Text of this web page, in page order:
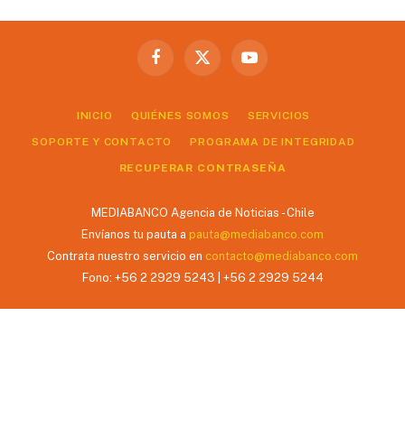
Facebook
X
YouTube
INICIO QUIÉNES SOMOS SERVICIOS
SOPORTE Y CONTACTO PROGRAMA DE INTEGRIDAD
RECUPERAR CONTRASEÑA
MEDIABANCO Agencia de Noticias - Chile
Envíanos tu pauta a pauta@mediabanco.com
Contrata nuestro servicio en contacto@mediabanco.com
Fono: +56 2 2929 5243 | +56 2 2929 5244